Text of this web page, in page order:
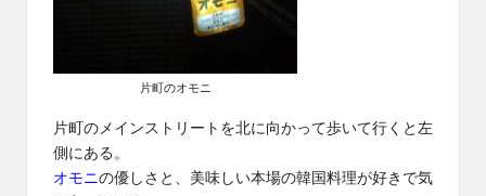
片町のオモニ
片町のメインストリートを北に向かって歩いて行くと左
側にある。
オモニの優しさと、美味しい本場の韓国料理が好きで気